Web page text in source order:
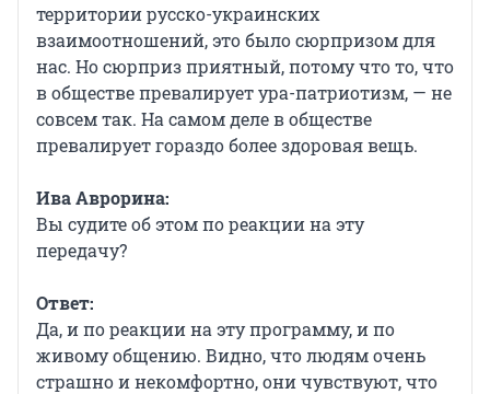
территории русско-украинских
взаимоотношений, это было сюрпризом для
нас. Но сюрприз приятный, потому что то, что
в обществе превалирует ура-патриотизм, — не
совсем так. На самом деле в обществе
превалирует гораздо более здоровая вещь.
Ива Аврорина:
Вы судите об этом по реакции на эту
передачу?
Ответ:
Да, и по реакции на эту программу, и по
живому общению. Видно, что людям очень
страшно и некомфортно, они чувствуют, что